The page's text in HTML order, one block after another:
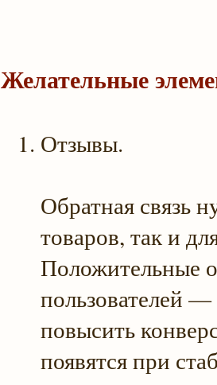
Желательные
Отзывы.
Обратная связь
товаров, так и
Положительные
пользователей
повысить
появятся при